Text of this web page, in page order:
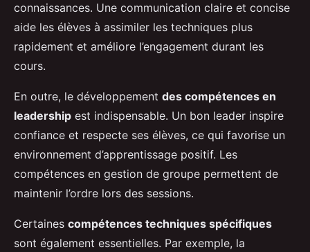
connaissances. Une communication claire et concise
aide les élèves à assimiler les techniques plus
rapidement et améliore l’engagement durant les
cours.
En outre, le développement des compétences en
leadership est indispensable. Un bon leader inspire
confiance et respecte ses élèves, ce qui favorise un
environnement d’apprentissage positif. Les
compétences en gestion de groupe permettent de
maintenir l’ordre lors des sessions.
Certaines compétences techniques spécifiques
sont également essentielles. Par exemple, la